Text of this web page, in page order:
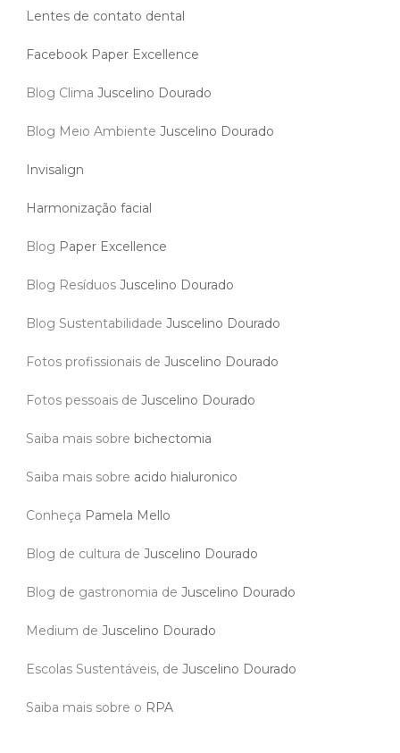
Lentes de contato dental
Facebook Paper Excellence
Blog Clima Juscelino Dourado
Blog Meio Ambiente Juscelino Dourado
Invisalign
Harmonização facial
Blog Paper Excellence
Blog Resíduos Juscelino Dourado
Blog Sustentabilidade Juscelino Dourado
Fotos profissionais de Juscelino Dourado
Fotos pessoais de Juscelino Dourado
Saiba mais sobre bichectomia
Saiba mais sobre acido hialuronico
Conheça Pamela Mello
Blog de cultura de Juscelino Dourado
Blog de gastronomia de Juscelino Dourado
Medium de Juscelino Dourado
Escolas Sustentáveis, de Juscelino Dourado
Saiba mais sobre o RPA